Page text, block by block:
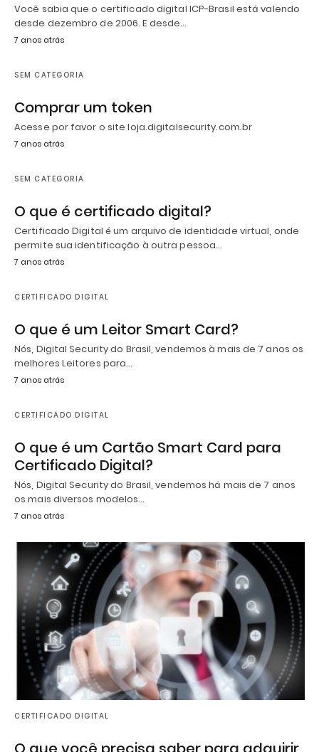
Você sabia que o certificado digital ICP-Brasil está valendo
desde dezembro de 2006. E desde…
7 anos atrás
SEM CATEGORIA
Comprar um token
Acesse por favor o site loja.digitalsecurity.com.br
7 anos atrás
SEM CATEGORIA
O que é certificado digital?
Certificado Digital é um arquivo de identidade virtual, onde
permite sua identificação à outra pessoa…
7 anos atrás
CERTIFICADO DIGITAL
O que é um Leitor Smart Card?
Nós, Digital Security do Brasil, vendemos à mais de 7 anos os
melhores Leitores para…
7 anos atrás
CERTIFICADO DIGITAL
O que é um Cartão Smart Card para
Certificado Digital?
Nós, Digital Security do Brasil, vendemos há mais de 7 anos
os mais diversos modelos…
7 anos atrás
CERTIFICADO DIGITAL